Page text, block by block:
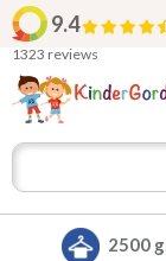
9.4
1323 reviews
Alle